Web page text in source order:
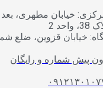
خیابان مطهری، بعد
2
خیابان قزوین، ضلع
پیش شماره و رایگان